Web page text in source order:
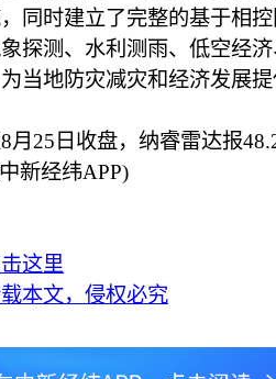
同时建立了完整的基于相
探测、水利测雨、低空经
当地防灾减灾和经济发展
25日收盘，纳睿雷达报
新经纬APP)
这里
本文，侵权必究